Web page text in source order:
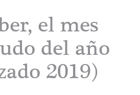
el mes
del año
2019)